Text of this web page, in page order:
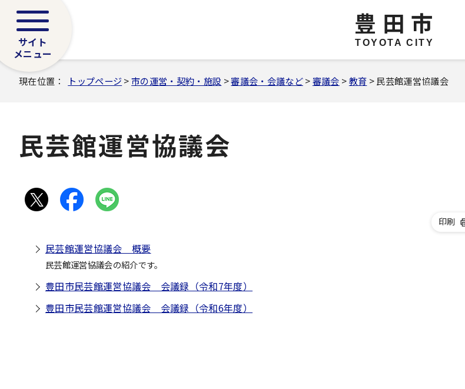
豊田市
TOYOTA CITY
サイト
メニュー
現在位置： トップページ >市の運営・契約・施設 >審議会・会議など>審議会 >教育 > 民芸館運営協議会
民芸館運営協議会
印刷
民芸館運営協議会 概要
民芸館運営協議会の紹介です。
豊田市民芸館運営協議会 会議録（令和7年度）
豊田市民芸館運営協議会 会議録（令和6年度）